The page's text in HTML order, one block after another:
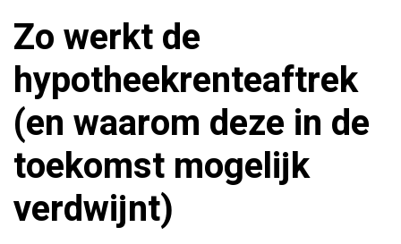
Zo werkt de
hypotheekrenteaftrek
(en waarom deze in de
toekomst mogelijk
verdwijnt)